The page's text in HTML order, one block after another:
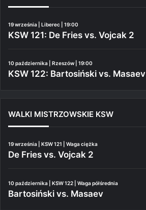
19 września | Liberec | 19:00
KSW 121: De Fries vs. Vojcak 2
10 października | Rzeszów | 19:00
KSW 122: Bartosiński vs. Masaev
WALKI MISTRZOWSKIE KSW
19 września | KSW 121 | Waga ciężka
De Fries vs. Vojcak 2
10 października | KSW 122 | Waga półśrednia
Bartosiński vs. Masaev